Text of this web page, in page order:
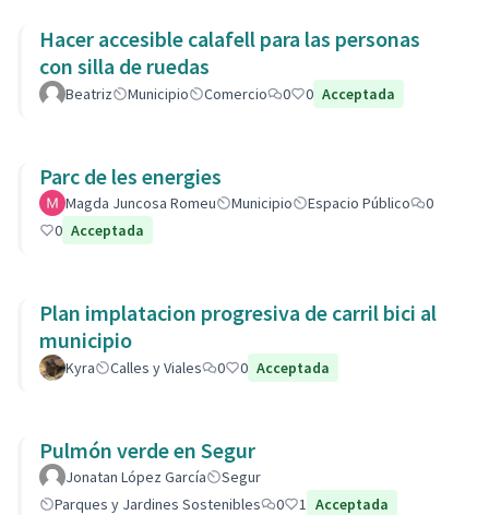
Hacer accesible calafell para las personas
con silla de ruedas
Beatriz Municipio Comercio 0 0 Acceptada
Parc de les energies
Magda Juncosa Romeu Municipio Espacio Público
0
0 Acceptada
Plan implatacion progresiva de carril bici al
municipio
Kyra Calles y Viales 0 0 Acceptada
Pulmón verde en Segur
Jonatan López García
Segur
Parques y Jardines Sostenibles
0 1 Acceptada